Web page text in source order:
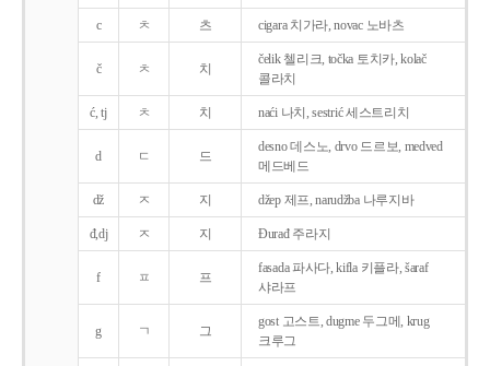
c ㅊ 츠 cigara 치가라, novac 노바츠
č ㅊ 치
čelik 첼리크, točka 토치카, kolač
콜라치
ć, tj ㅊ 치 naći 나치, sestrić 세스트리치
d ㄷ 드
desno 데스노, drvo 드르보, medved
메드베드
dž ㅈ 지 džep 제프, narudžba 나루지바
đ,dj ㅈ 지 Ðurađ 주라지
f ㅍ 프
fasada 파사다, kifla 키플라, šaraf
샤라프
g ㄱ 그
gost 고스트, dugme 두그메, krug
크루그